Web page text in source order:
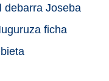
debarra Joseba
ficha